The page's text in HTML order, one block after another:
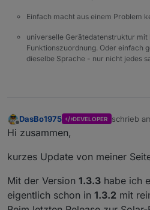
Einfach macht aus einem Problem
universelle Gerätedatenstruktur
Funktionszuordnung. Oder einfach
dieselbe Sprache - nur nicht jedes
DasBo1975 DEVELOPER schrieb
zuletzt
Hi zusammen,
kurzes Update von meiner
Mit der Version 1.3.3 habe ich
eigentlich schon in 1.3.2 mit